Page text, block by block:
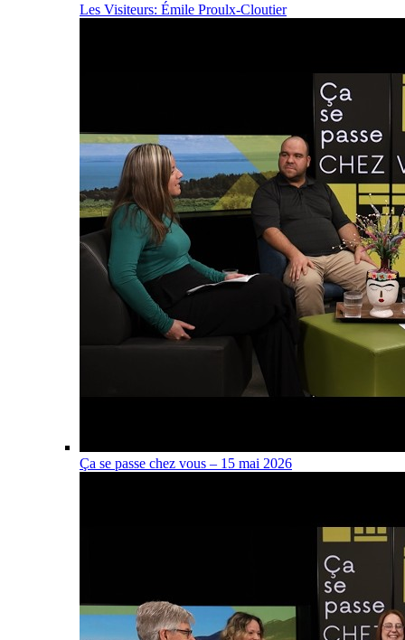
Les Visiteurs: Émile Proulx-Cloutier
Ça se passe chez vous – 15 mai 2026